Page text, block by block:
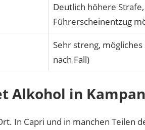
Deutlich höhere Strafe,
Führerscheinentzug
Sehr streng,
nach Fall)
Alkohol in
In Capri und in manchen Teilen